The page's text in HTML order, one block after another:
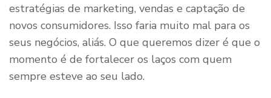
estratégias de marketing, vendas e captação de
novos consumidores. Isso faria muito mal para os
seus negócios, aliás. O que queremos dizer é que o
momento é de fortalecer os laços com quem
sempre esteve ao seu lado.